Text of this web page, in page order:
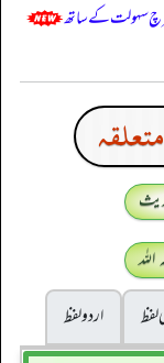
سرچ سہولت کے ساتھ
لفظ
اردو لفظ